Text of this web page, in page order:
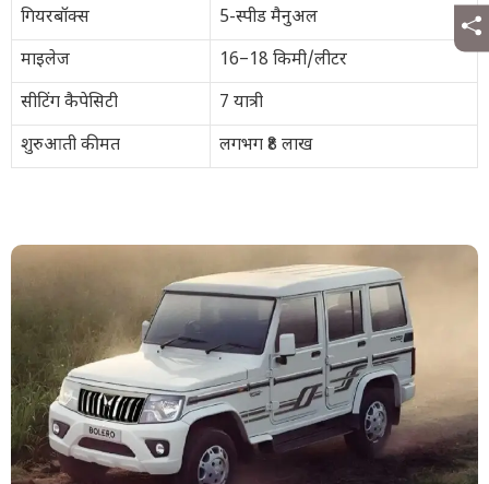
गियरबॉक्स
5-स्पीड मैनुअल
माइलेज
16–18 किमी/लीटर
सीटिंग कैपेसिटी
7 यात्री
शुरुआती कीमत
लगभग ₹8 लाख